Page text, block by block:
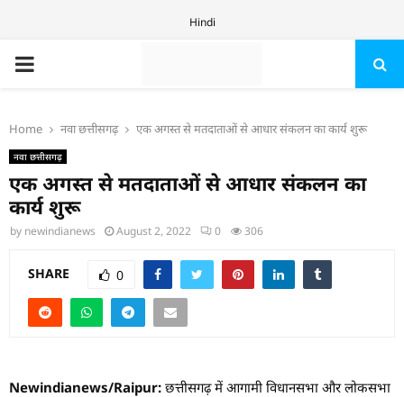
Hindi
PRIMARY
Home नवा छत्तीसगढ़ एक अगस्त से मतदाताओं से आधार संकलन का कार्य शुरू
नवा छत्तीसगढ़
एक अगस्त से मतदाताओं से आधार संकलन का
कार्य शुरू
by newindianews August 2, 2022 0 306
SHARE 0
Newindianews/Raipur: छत्तीसगढ़ में आगामी विधानसभा और लोकसभा